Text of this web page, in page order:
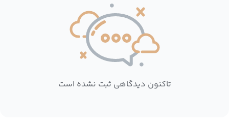
تاکنون دیدگاهی ثبت نشده است